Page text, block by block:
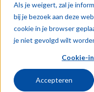
Als je weigert, zal je
bij je bezoek aan deze
cookie in je browser
je niet gevolgd wilt
Cookie-
Accepteren